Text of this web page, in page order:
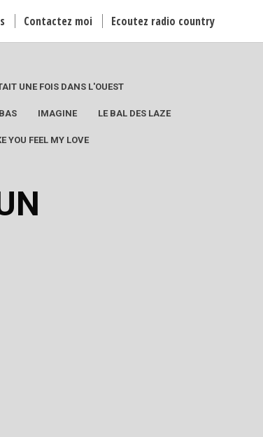
Contactez moi
Ecoutez radio country
UNE FOIS DANS L'OUEST
IMAGINE LE BAL DES LAZE
YOU FEEL MY LOVE